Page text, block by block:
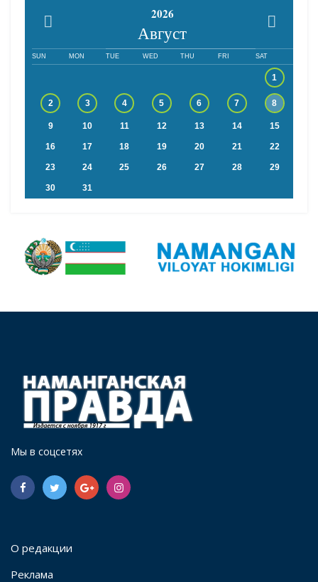
2026
Август
SUN MON TUE WED THU FRI SAT
1
2 3 4 5 6 7 8
9 10 11 12 13 14 15
16 17 18 19 20 21 22
23 24 25 26 27 28 29
30 31
Мы в соцсетях
О редакции
Реклама